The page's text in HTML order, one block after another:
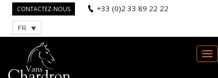
CONTACTEZ-NOUS +33 (0)2 33 89 22 22
FR